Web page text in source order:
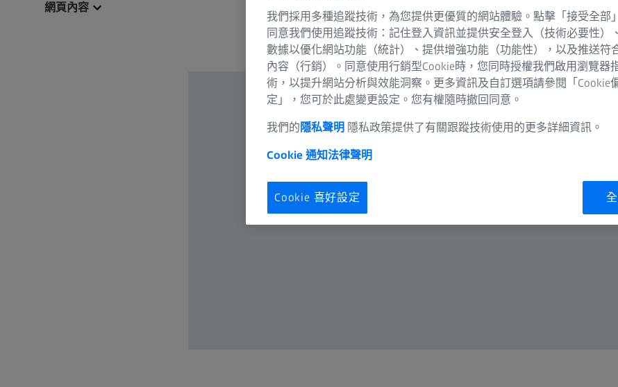
網頁內容
我們採用多種追蹤技術，為您提供更優質的網站體驗。點擊「接受全部
同意我們使用追蹤技術：記住登入資訊並提供安全登入（技術必要性）
數據以優化網站功能（統計）、提供增強功能（功能性），以及推送符
內容（行銷）。同意使用行銷型Cookie時，您同時授權我們啟用瀏覽器
術，以提升網站分析與效能洞察。更多資訊及自訂選項請參閱「Cookie
定」，您可於此處變更設定。您有權隨時撤回同意。
我們的 隱私聲明 隱私政策提供了有關跟蹤技術使用的更多詳細資訊。
Cookie 通知法律聲明
Cookie 喜好設定